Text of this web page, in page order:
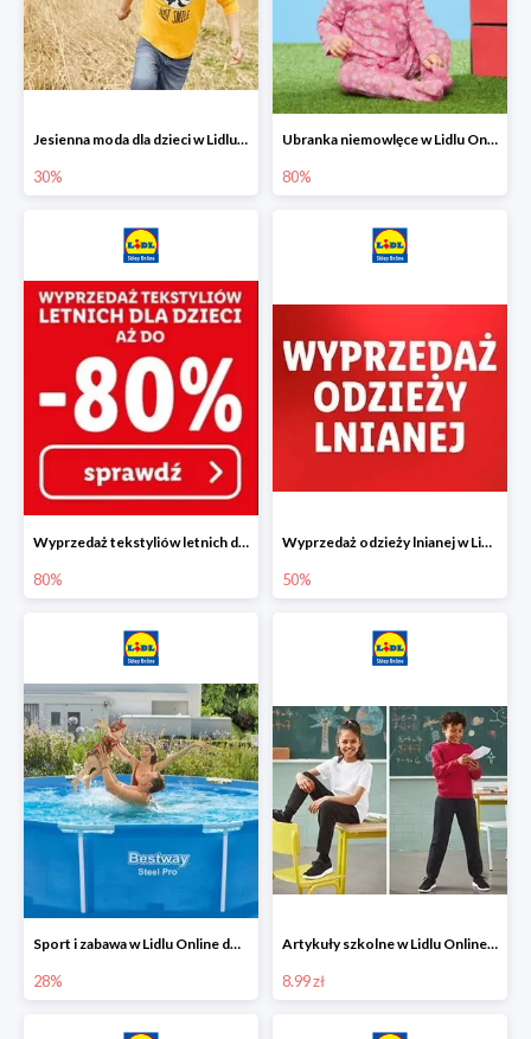
Jesienna moda dla dzieci w Lidlu Online do -30%
30%
Ubranka niemowlęce w Lidlu Online do -80%
80%
Wyprzedaż tekstyliów letnich dla dzieci w Lidlu Online do -80%
80%
Wyprzedaż odzieży lnianej w Lidlu Online do -50%
50%
Sport i zabawa w Lidlu Online do -28%
28%
Artykuły szkolne w Lidlu Online od 8,99 zł
8.99 zł